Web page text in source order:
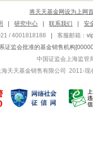
将天天基金网设为上网
研究中心 联系我们
安
/ 4001818188
客服邮箱：
证监会批准的基金销售机构
中国证监会上海监管
天天基金销售有限公司 2011-